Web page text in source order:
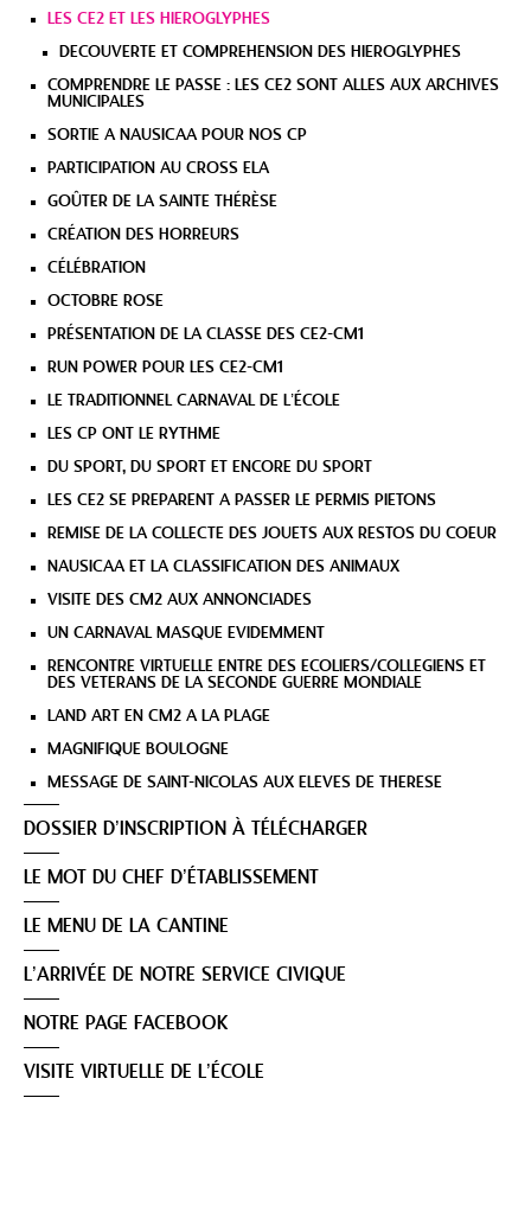
LES CE2 ET LES HIEROGLYPHES
DECOUVERTE ET COMPREHENSION DES HIEROGLYPHES
COMPRENDRE LE PASSE : LES CE2 SONT ALLES AUX ARCHIVES
MUNICIPALES
SORTIE A NAUSICAA POUR NOS CP
PARTICIPATION AU CROSS ELA
GOÛTER DE LA SAINTE THÉRÈSE
CRÉATION DES HORREURS
CÉLÉBRATION
OCTOBRE ROSE
PRÉSENTATION DE LA CLASSE DES CE2-CM1
RUN POWER POUR LES CE2-CM1
LE TRADITIONNEL CARNAVAL DE L’ÉCOLE
LES CP ONT LE RYTHME
DU SPORT, DU SPORT ET ENCORE DU SPORT
LES CE2 SE PREPARENT A PASSER LE PERMIS PIETONS
REMISE DE LA COLLECTE DES JOUETS AUX RESTOS DU COEUR
NAUSICAA ET LA CLASSIFICATION DES ANIMAUX
VISITE DES CM2 AUX ANNONCIADES
UN CARNAVAL MASQUE EVIDEMMENT
RENCONTRE VIRTUELLE ENTRE DES ECOLIERS/COLLEGIENS ET
DES VETERANS DE LA SECONDE GUERRE MONDIALE
LAND ART EN CM2 A LA PLAGE
MAGNIFIQUE BOULOGNE
MESSAGE DE SAINT-NICOLAS AUX ELEVES DE THERESE
DOSSIER D’INSCRIPTION À TÉLÉCHARGER
LE MOT DU CHEF D’ÉTABLISSEMENT
LE MENU DE LA CANTINE
L’ARRIVÉE DE NOTRE SERVICE CIVIQUE
NOTRE PAGE FACEBOOK
VISITE VIRTUELLE DE L’ÉCOLE